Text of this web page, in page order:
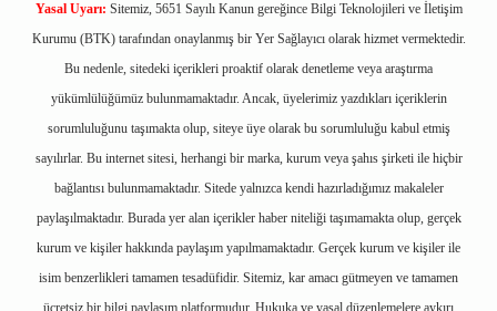
Yasal Uyarı: Sitemiz, 5651 Sayılı Kanun gereğince Bilgi Teknolojileri ve İletişim
Kurumu (BTK) tarafından onaylanmış bir Yer Sağlayıcı olarak hizmet vermektedir.
Bu nedenle, sitedeki içerikleri proaktif olarak denetleme veya araştırma
yükümlülüğümüz bulunmamaktadır. Ancak, üyelerimiz yazdıkları içeriklerin
sorumluluğunu taşımakta olup, siteye üye olarak bu sorumluluğu kabul etmiş
sayılırlar. Bu internet sitesi, herhangi bir marka, kurum veya şahıs şirketi ile hiçbir
bağlantısı bulunmamaktadır. Sitede yalnızca kendi hazırladığımız makaleler
paylaşılmaktadır. Burada yer alan içerikler haber niteliği taşımamakta olup, gerçek
kurum ve kişiler hakkında paylaşım yapılmamaktadır. Gerçek kurum ve kişiler ile
isim benzerlikleri tamamen tesadüfidir. Sitemiz, kar amacı gütmeyen ve tamamen
ücretsiz bir bilgi paylaşım platformudur. Hukuka ve yasal düzenlemelere aykırı